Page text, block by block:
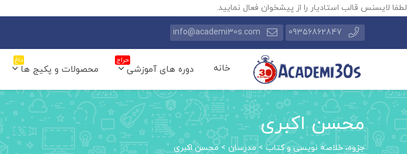
لطفا لایسنس قالب استادیار را از پیشخوان فعال نمایید.
09356862847
info@academi30s.com
خانه دوره های آموزشی
حراج
محصولات و پکیج ها
داغ
محسن اکبری
جزوه، خلاصه نویسی و کتاب>مدرسان >محسن اکبری